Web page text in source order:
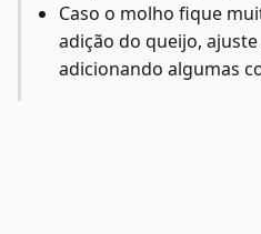
Caso o molho fique
adição do queijo,
adicionando algumas